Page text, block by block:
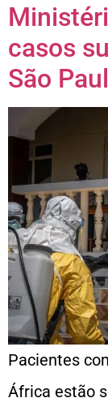
casos
São
Pacientes
África estão